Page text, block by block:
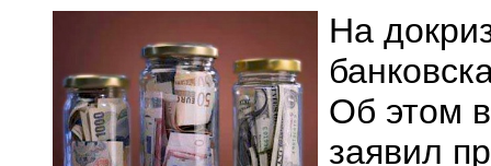
На
Об этом
заявил